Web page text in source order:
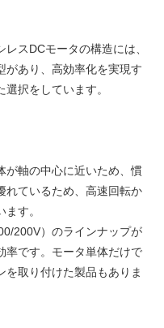
スDCモータの構造には、
があり、高効率化を実現す
択をしています。
が軸の中心に近いため、慣
れているため、高速回転か
す。
200V）のラインナップが
率です。モータ単体だけで
を取り付けた製品もありま